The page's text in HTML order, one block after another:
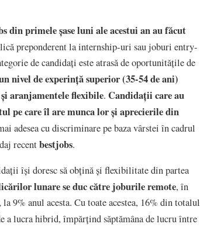
primele șase luni ale acestui an au făcut
preponderent la internship-uri sau joburi entry-
de candidați este atrasă de oportunitățile de
nivel de experință superior (35-54 de ani)
aranjamentele flexibile. Candidații care au
pe care îl are munca lor și aprecierile din
adesea cu discriminare pe baza vârstei în cadrul
recentbestjobs.
își doresc să obțină și flexibilitate din partea
lunare se duc către joburile remote, în
9% anul acesta. Cu toate acestea, 16% din totalul
a lucra hibrid, împărțind săptămâna de lucru între